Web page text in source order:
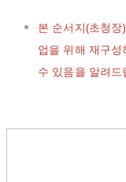
본 순서지(초청
업을 위해 재구
수 있음을 알려드